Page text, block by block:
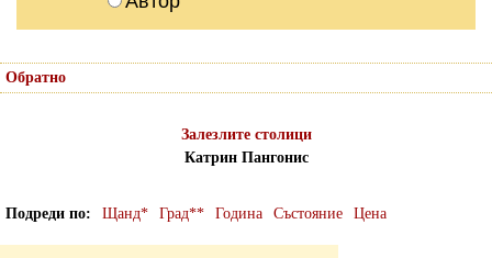
Обратно
Залезлите столици
Катрин Пангонис
Подреди по Щанд* Град** Година Състояние Цена